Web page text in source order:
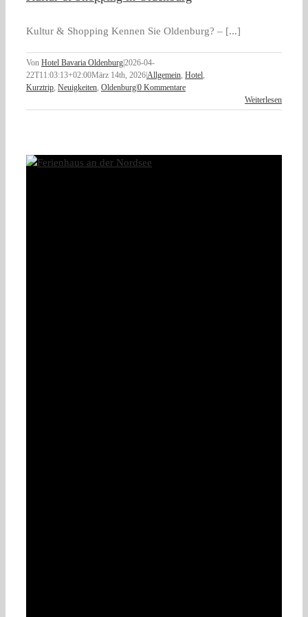
Kultur & Shopping Kennen Sie Oldenburg? – [...]
Von Hotel Bavaria Oldenburg2026-04-
22T11:03:13+02:00März 14th, 2026Allgemein, Hotel,
Kurztrip, Neuigkeiten, Oldenburg0 Kommentare
Weiterlesen